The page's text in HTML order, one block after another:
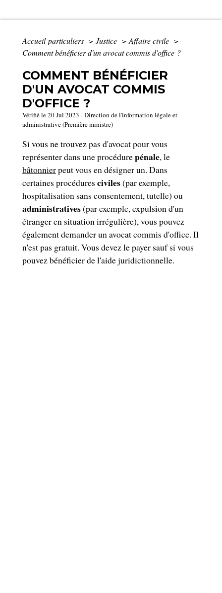
Accueil particuliers > Justice > Affaire civile >
Comment bénéficier d'un avocat commis d'office ?
COMMENT BÉNÉFICIER
D'UN AVOCAT COMMIS
D'OFFICE ?
Vérifié le 20 Jul 2023 - Direction de l'information légale et
administrative (Première ministre)
Si vous ne trouvez pas d'avocat pour vous
représenter dans une procédurepénale, le
bâtonnierpeut vous en désigner un. Dans
certaines procédures civiles(par exemple,
hospitalisation sans consentement, tutelle) ou
administratives(par exemple, expulsion d'un
étranger en situation irrégulière), vous pouvez
également demander un avocat commis d'office. Il
n'est pas gratuit. Vous devez le payer sauf si vous
pouvez bénéficier de l'aide juridictionnelle.